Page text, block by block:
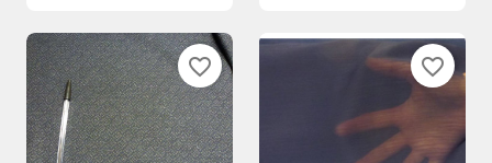
favorite_border favorite_border